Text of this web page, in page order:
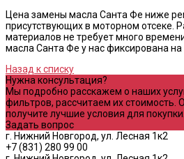
Цена замены масла Санта Фе ниже
присутствующих в моторном отсеке.
материалов не требует много
масла Санта Фе у нас фиксирована
Назад к списку
Нужна консультация?
Мы подробно расскажем о наших
фильтров, рассчитаем их стоимость.
получите лучшие условия для покупки.
Задать вопрос
г. Нижний Новгород, ул. Лесная 1к2
+7 (831) 280 99 00